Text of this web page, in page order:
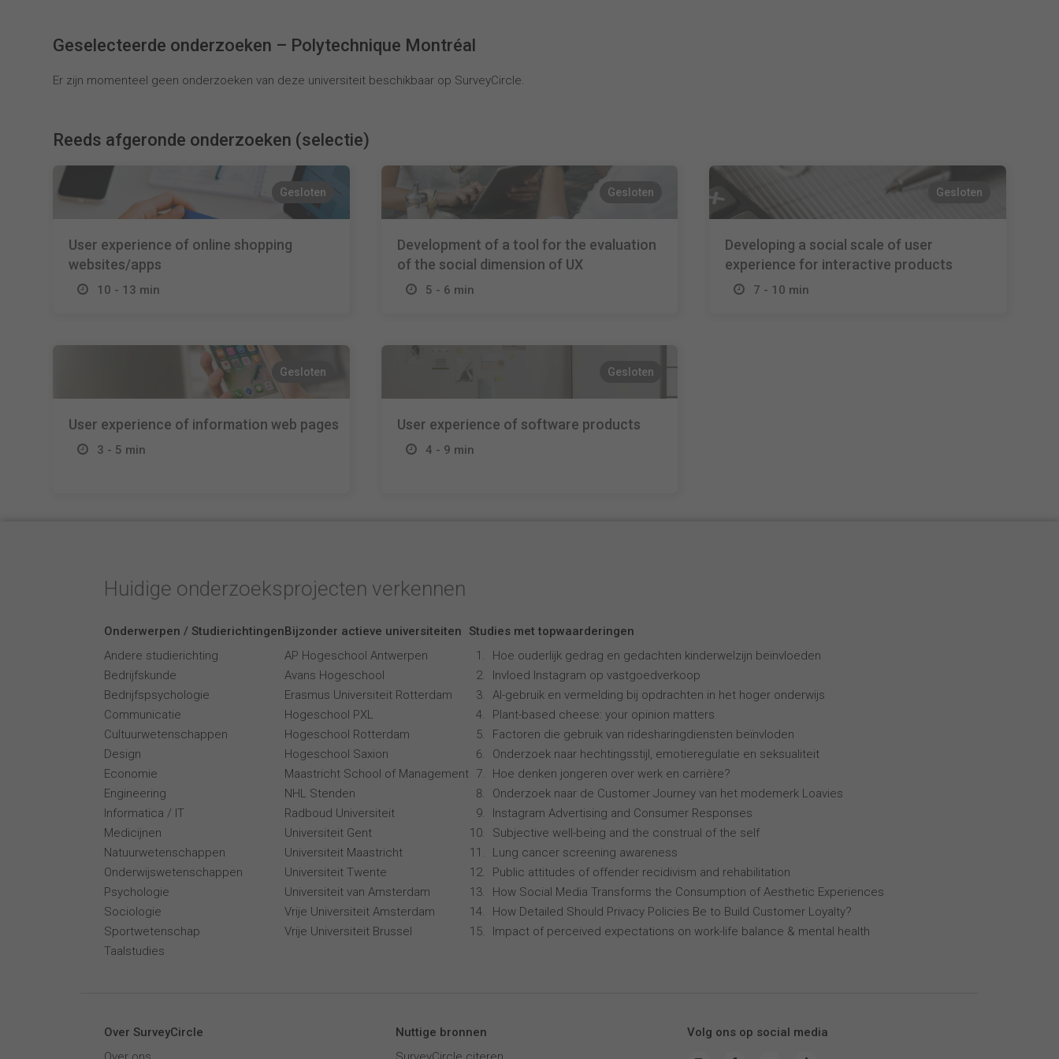
Geselecteerde onderzoeken – Polytechnique Montréal
Er zijn momenteel geen onderzoeken van deze universiteit beschikbaar op SurveyCircle.
Reeds afgeronde onderzoeken (selectie)
Gesloten
User experience of online shopping
websites/apps
10 - 13 min
Gesloten
Development of a tool for the evaluation
of the social dimension of UX
5 - 6 min
Gesloten
Developing a social scale of user
experience for interactive products
7 - 10 min
Gesloten
User experience of information web pages
3 - 5 min
Gesloten
User experience of software products
4 - 9 min
Huidige onderzoeksprojecten verkennen
Onderwerpen / Studierichtingen
Andere studierichting
Bedrijfskunde
Bedrijfspsychologie
Communicatie
Cultuurwetenschappen
Design
Economie
Engineering
Informatica / IT
Medicijnen
Natuurwetenschappen
Onderwijswetenschappen
Psychologie
Sociologie
Sportwetenschap
Taalstudies
Bijzonder actieve universiteiten
AP Hogeschool Antwerpen
Avans Hogeschool
Erasmus Universiteit Rotterdam
Hogeschool PXL
Hogeschool Rotterdam
Hogeschool Saxion
Maastricht School of Management
NHL Stenden
Radboud Universiteit
Universiteit Gent
Universiteit Maastricht
Universiteit Twente
Universiteit van Amsterdam
Vrije Universiteit Amsterdam
Vrije Universiteit Brussel
Studies met topwaarderingen
Hoe ouderlijk gedrag en gedachten kinderwelzijn beïnvloeden
Invloed Instagram op vastgoedverkoop
AI-gebruik en vermelding bij opdrachten in het hoger onderwijs
Plant-based cheese: your opinion matters
Factoren die gebruik van ridesharingdiensten beïnvloden
Onderzoek naar hechtingsstijl, emotieregulatie en seksualiteit
Hoe denken jongeren over werk en carrière?
Onderzoek naar de Customer Journey van het modemerk Loavies
Instagram Advertising and Consumer Responses
Subjective well-being and the construal of the self
Lung cancer screening awareness
Public attitudes of offender recidivism and rehabilitation
How Social Media Transforms the Consumption of Aesthetic Experiences
How Detailed Should Privacy Policies Be to Build Customer Loyalty?
Impact of perceived expectations on work-life balance & mental health
Over SurveyCircle
Nuttige bronnen
Volg ons op social media